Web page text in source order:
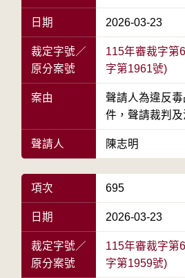
日期 2026-03-23
裁定字號／
原分案號
115年審裁字第
字第1961號)
案由
聲請人為違反
件，聲請裁判及
聲請人 陳志明
項次 695
日期 2026-03-23
裁定字號／
原分案號
115年審裁字第
字第1959號)